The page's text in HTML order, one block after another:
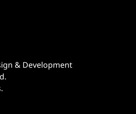
& Development